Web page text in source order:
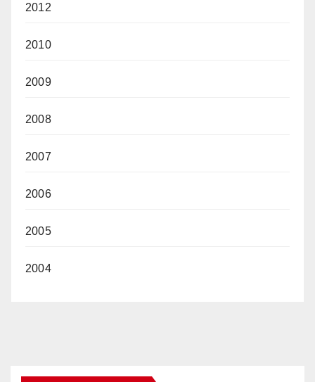
2012
2010
2009
2008
2007
2006
2005
2004